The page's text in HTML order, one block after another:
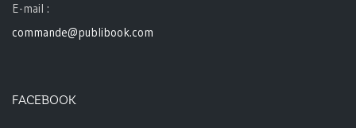
E-mail :
commande@publibook.com
FACEBOOK